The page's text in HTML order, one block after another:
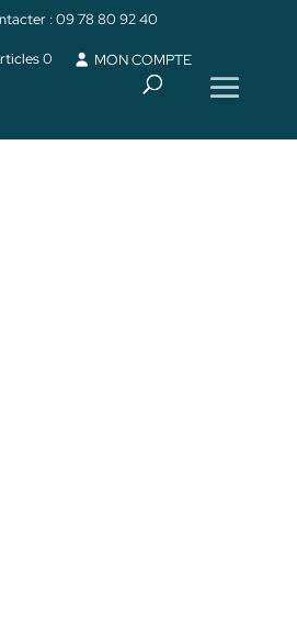
:09 78 80 92 40
0 MON COMPTE